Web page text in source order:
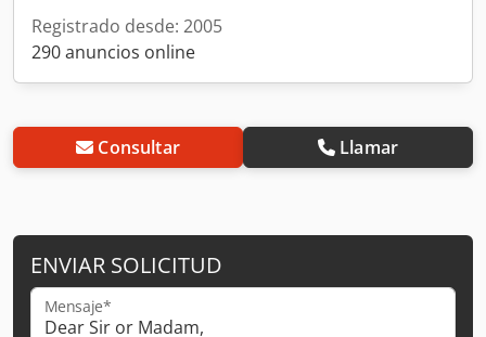
Registrado desde: 2005
290 anuncios online
Consultar Llamar
ENVIAR SOLICITUD
Mensaje*